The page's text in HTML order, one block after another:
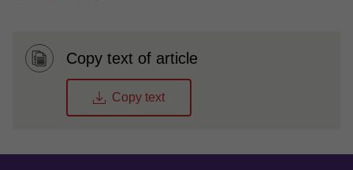
Copy text of article
Copy text